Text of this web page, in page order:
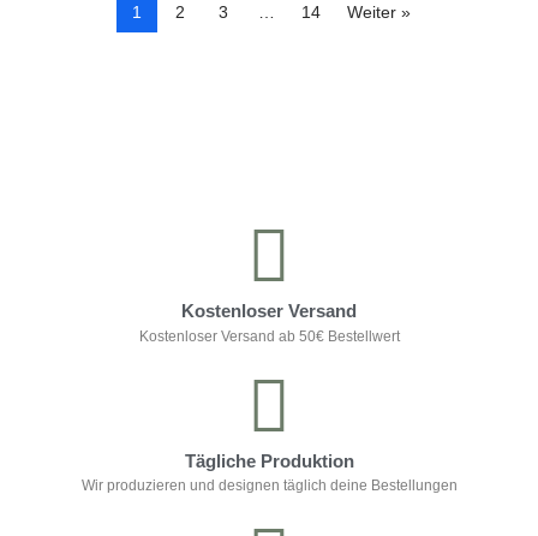
1 2 3 … 14 Weiter »
Kostenloser Versand
Kostenloser Versand ab 50€ Bestellwert
Tägliche Produktion
Wir produzieren und designen täglich deine Bestellungen